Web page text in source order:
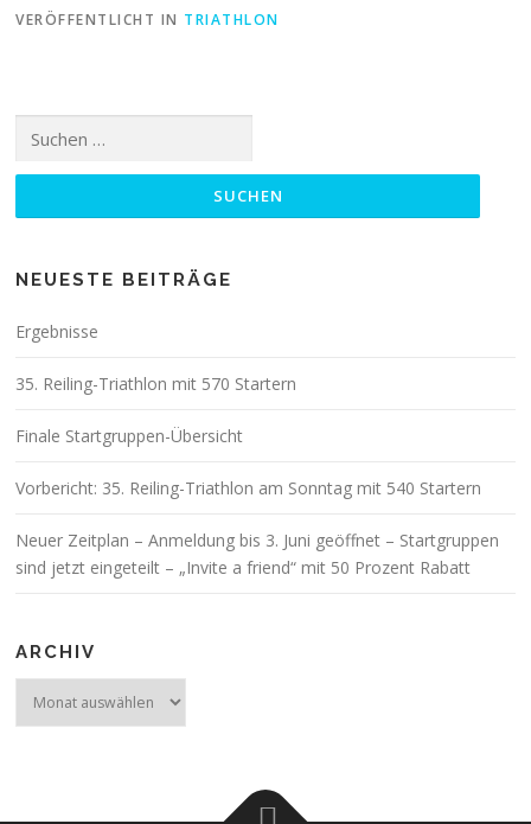
VERÖFFENTLICHT IN TRIATHLON
nach:
NEUESTE BEITRÄGE
Ergebnisse
35. Reiling-Triathlon mit 570 Startern
Finale Startgruppen-Übersicht
Vorbericht: 35. Reiling-Triathlon am Sonntag mit 540 Startern
Neuer Zeitplan – Anmeldung bis 3. Juni geöffnet – Startgruppen
sind jetzt eingeteilt – „Invite a friend“ mit 50 Prozent Rabatt
ARCHIV